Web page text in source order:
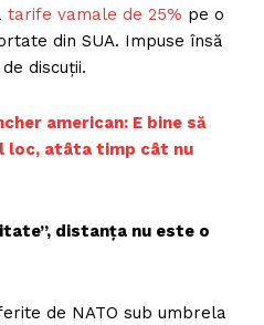
tarife vamale de 25% pe o
din SUA. Impuse însă
discuții.
american: E bine să
loc, atâta timp cât nu
distanța nu este o
de NATO sub umbrela